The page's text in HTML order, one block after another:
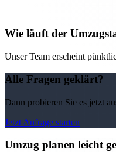
Wie läuft der
Unser Team erscheint
Alle Fragen geklärt?
Dann probieren Sie es jetzt
Jetzt Anfrage starten
Umzug planen leicht